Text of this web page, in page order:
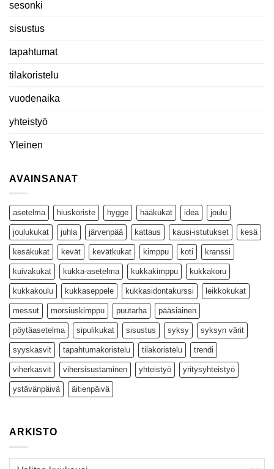
sesonki
sisustus
tapahtumat
tilakoristelu
vuodenaika
yhteistyö
Yleinen
AVAINSANAT
asetelma hiuskoriste hygge hääkukat idea joulu
joulukukat juhla järvenpää kattaus kausi-istutukset kesä
kesäkukat kevät kevätkukat kimppu koti kranssi
kuivakukat kukka-asetelma kukkakimppu kukkakoru
kukkakoulu kukkaseppele kukkasidontakurssi leikkokukat
messut morsiuskimppu puutarha pääsiäinen
pöytäasetelma sipulikukat sisustus syksy syksyn värit
syyskasvit tapahtumakoristelu tilakoristelu trendi
viherkasvit vihersisustaminen yhteistyö yritysyhteistyö
ystävänpäivä äitienpäivä
ARKISTO